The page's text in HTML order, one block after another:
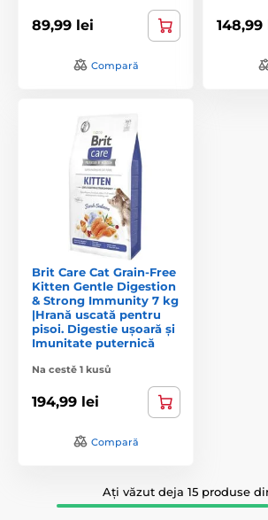
89,99 lei
Compară
148,99
Brit Care Cat Grain-Free
Kitten Gentle Digestion
& Strong Immunity 7 kg
|Hrană uscată pentru
pisoi. Digestie ușoară și
Imunitate puternică
Na cestě 1 kusů
194,99 lei
Compară
Ați văzut deja 15 produse